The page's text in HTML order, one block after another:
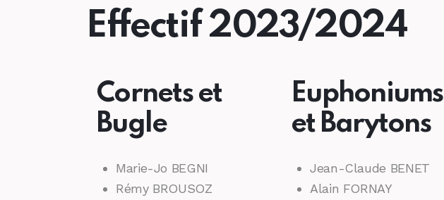
Effectif 2023/2024
Cornets et
Bugle
Marie-Jo BEGNI
Rémy BROUSOZ
Euphoniums
et Barytons
Jean-Claude BENET
Alain FORNAY